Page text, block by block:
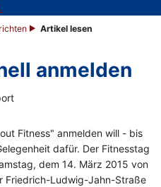
Artikel lesen
anmelden
Fitness" anmelden will - bis
dafür. Der Fitnesstag
dem 14. März 2015 von
Friedrich-Ludwig-Jahn-Straße